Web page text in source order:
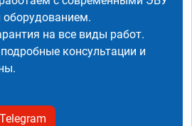
оборудованием.
на все виды работ.
консультации и
Telegram